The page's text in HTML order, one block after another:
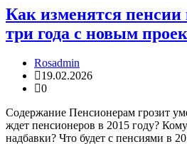
Как изменятся
три года с новым
Rosadmin
19.02.2026
0
Содержание Пенсионерам грозит
ждет пенсионеров в 2015 году?
надбавки? Что будет с пенсиями в